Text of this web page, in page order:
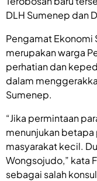
DLH Sumenep dan
Pengamat Ekonomi
merupakan warga
perhatian dan
dalam
Sumenep.
“Jika permintaan
menunjukan
masyarakat kecil.
Wongsojudo,” kata
sebagai salah